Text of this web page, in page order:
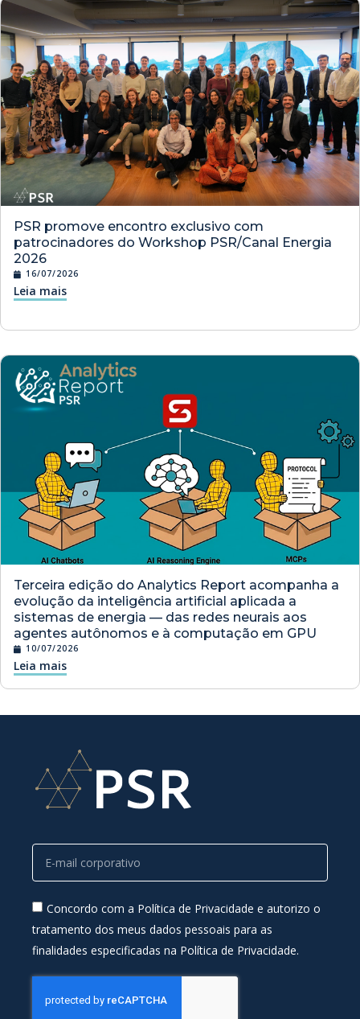
PSR promove encontro exclusivo com
patrocinadores do Workshop PSR/Canal Energia
2026
16/07/2026
Leia mais
Terceira edição do Analytics Report acompanha a
evolução da inteligência artificial aplicada a
sistemas de energia — das redes neurais aos
agentes autônomos e à computação em GPU
10/07/2026
Leia mais
Concordo com a Política de Privacidade e autorizo o
tratamento dos meus dados pessoais para as
finalidades especificadas na Política de Privacidade.